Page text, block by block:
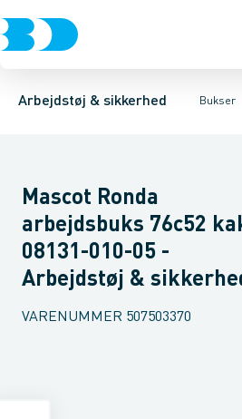
Arbejdstøj & sikkerhed Bukser
Trøjer & t-shirtsBukser Overtøj &
BukserKnickers & Shorts Overalls
Bukser med hængelommer
Mascot Ronda
arbejdsbuks 76c52
08131-010-05 -
Arbejdstøj &
VARENUMMER 507503370